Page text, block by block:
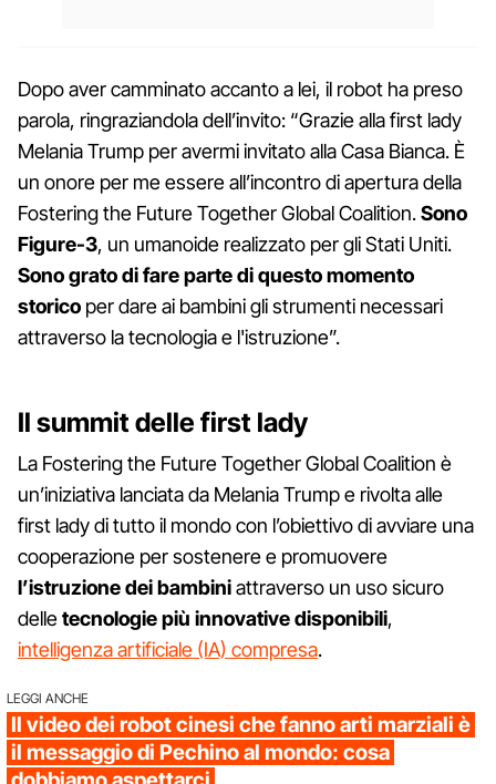
Dopo aver camminato accanto a lei, il robot ha preso
parola, ringraziandola dell’invito: “Grazie alla first lady
Melania Trump per avermi invitato alla Casa Bianca. È
un onore per me essere all’incontro di apertura della
Fostering the Future Together Global Coalition.Sono
Figure-3, un umanoide realizzato per gli Stati Uniti.
Sono grato di fare parte di questo momento
storico per dare ai bambini gli strumenti necessari
attraverso la tecnologia e l'istruzione”.
Il summit delle first lady
La Fostering the Future Together Global Coalition è
un’iniziativa lanciata da Melania Trump e rivolta alle
first lady di tutto il mondo con l’obiettivo di avviare una
cooperazione per sostenere e promuovere
l’istruzione dei bambiniattraverso un uso sicuro
delletecnologie più innovative disponibili,
intelligenza artificiale (IA) compresa.
LEGGI ANCHE
Il video dei robot cinesi che fanno arti marziali è
il messaggio di Pechino al mondo: cosa